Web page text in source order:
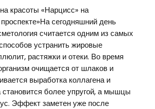
красоты «Нарцисс» на
сегодняшний день
считается одним из самых
устранить жировые
растяжки и отеки. Во время
очищается от шлаков и
выработка коллагена и
становится более упругой, а мышцы
Эффект заметен уже после